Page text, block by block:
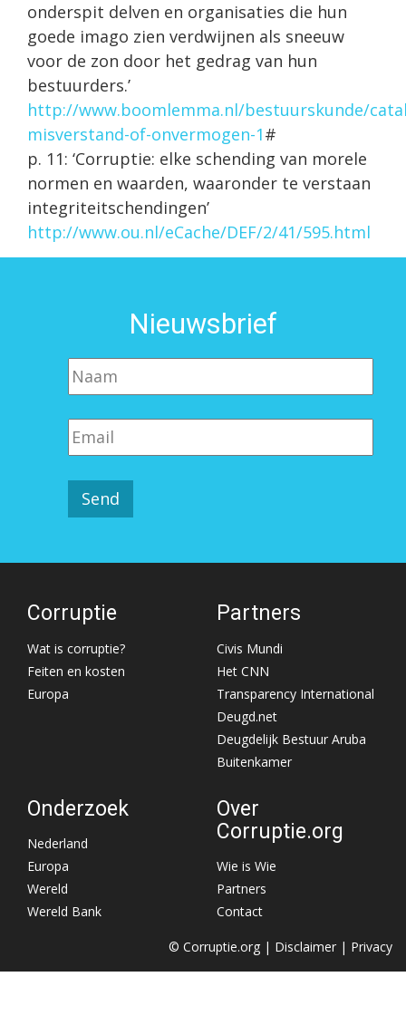
onderspit delven en organisaties die hun
goede imago zien verdwijnen als sneeuw
voor de zon door het gedrag van hun
bestuurders.’
http://www.boomlemma.nl/bestuurskunde/
misverstand-of-onvermogen-1#
p. 11: ‘Corruptie: elke schending van morele
normen en waarden, waaronder te verstaan
integriteitschendingen’
http://www.ou.nl/eCache/DEF/2/41/595.html
Nieuwsbrief
Corruptie
Wat is corruptie?
Feiten en kosten
Europa
Partners
Civis Mundi
Het CNN
Transparency International
Deugd.net
Deugdelijk Bestuur Aruba
Buitenkamer
Onderzoek
Nederland
Europa
Wereld
Wereld Bank
Over
Corruptie.org
Wie is Wie
Partners
Contact
© Corruptie.org | Disclaimer | Privacy